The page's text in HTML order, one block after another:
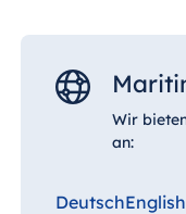
Wir
an:
DeutschEnglish